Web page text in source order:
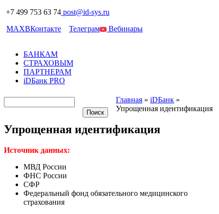
+7 499 753 63 74 post@id-sys.ru
MAXВКонтакте Телеграм Вебинары
БАНКАМ
СТРАХОВЫМ
ПАРТНЕРАМ
iDБанк PRO
Главная » iDБанк »
Упрощенная идентификация
Упрощенная идентификация
Источник данных:
МВД России
ФНС России
СФР
Федеральный фонд обязательного медицинского
страхования